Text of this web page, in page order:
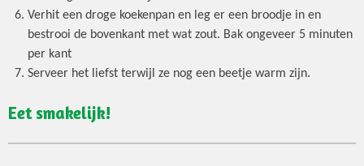
Verhit een droge koekenpan en leg er een broodje in en
bestrooi de bovenkant met wat zout. Bak ongeveer 5 minuten
per kant
Serveer het liefst terwijl ze nog een beetje warm zijn.
Eet smakelijk!